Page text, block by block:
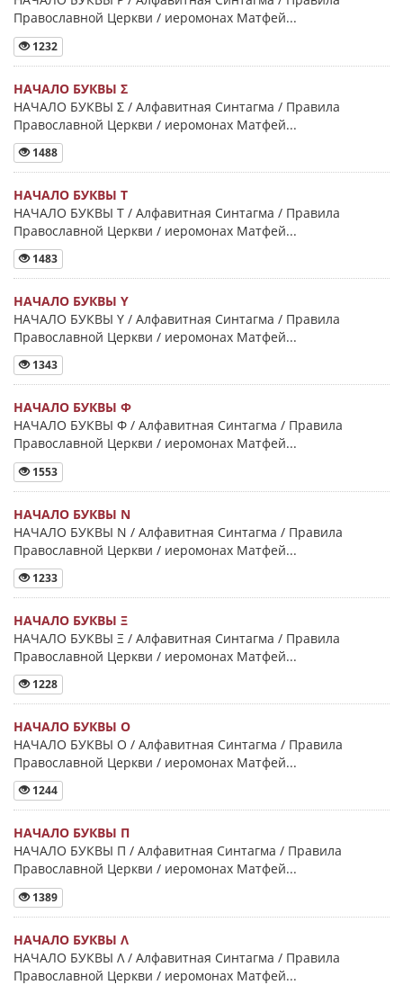
Православной Церкви / иеромонах Матфей...
1232
НАЧАЛО БУКВЫ Σ
НАЧАЛО БУКВЫ Σ / Алфавитная Синтагма / Правила
Православной Церкви / иеромонах Матфей...
1488
НАЧАЛО БУКВЫ Τ
НАЧАЛО БУКВЫ Τ / Алфавитная Синтагма / Правила
Православной Церкви / иеромонах Матфей...
1483
НАЧАЛО БУКВЫ Y
НАЧАЛО БУКВЫ Y / Алфавитная Синтагма / Правила
Православной Церкви / иеромонах Матфей...
1343
НАЧАЛО БУКВЫ Φ
НАЧАЛО БУКВЫ Φ / Алфавитная Синтагма / Правила
Православной Церкви / иеромонах Матфей...
1553
НАЧАЛО БУКВЫ Ν
НАЧАЛО БУКВЫ Ν / Алфавитная Синтагма / Правила
Православной Церкви / иеромонах Матфей...
1233
НАЧАЛО БУКВЫ Ξ
НАЧАЛО БУКВЫ Ξ / Алфавитная Синтагма / Правила
Православной Церкви / иеромонах Матфей...
1228
НАЧАЛО БУКВЫ Ο
НАЧАЛО БУКВЫ Ο / Алфавитная Синтагма / Правила
Православной Церкви / иеромонах Матфей...
1244
НАЧАЛО БУКВЫ Π
НАЧАЛО БУКВЫ Π / Алфавитная Синтагма / Правила
Православной Церкви / иеромонах Матфей...
1389
НАЧАЛО БУКВЫ Λ
НАЧАЛО БУКВЫ Λ / Алфавитная Синтагма / Правила
Православной Церкви / иеромонах Матфей...